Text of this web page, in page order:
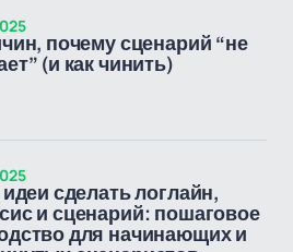
почему сценарий “не
(и как чинить)
идеи сделать логлайн,
и сценарий: пошаговое
для начинающих и